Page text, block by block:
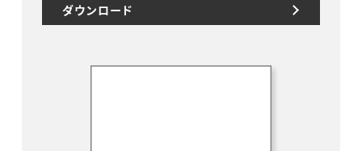
ダウンロード